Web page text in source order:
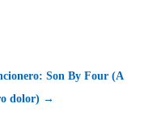
Son By Four (A
dolor) →